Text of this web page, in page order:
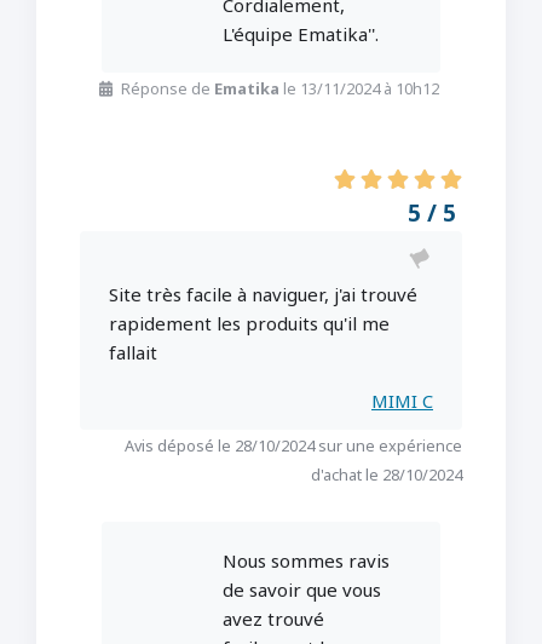
Cordialement,
L'équipe Ematika''.
Réponse de Ematika le 13/11/2024 à 10h12
5 / 5
Site très facile à naviguer, j'ai trouvé
rapidement les produits qu'il me
fallait
MIMI C
Avis déposé le 28/10/2024 sur une expérience
d'achat le 28/10/2024
Nous sommes ravis
de savoir que vous
avez trouvé